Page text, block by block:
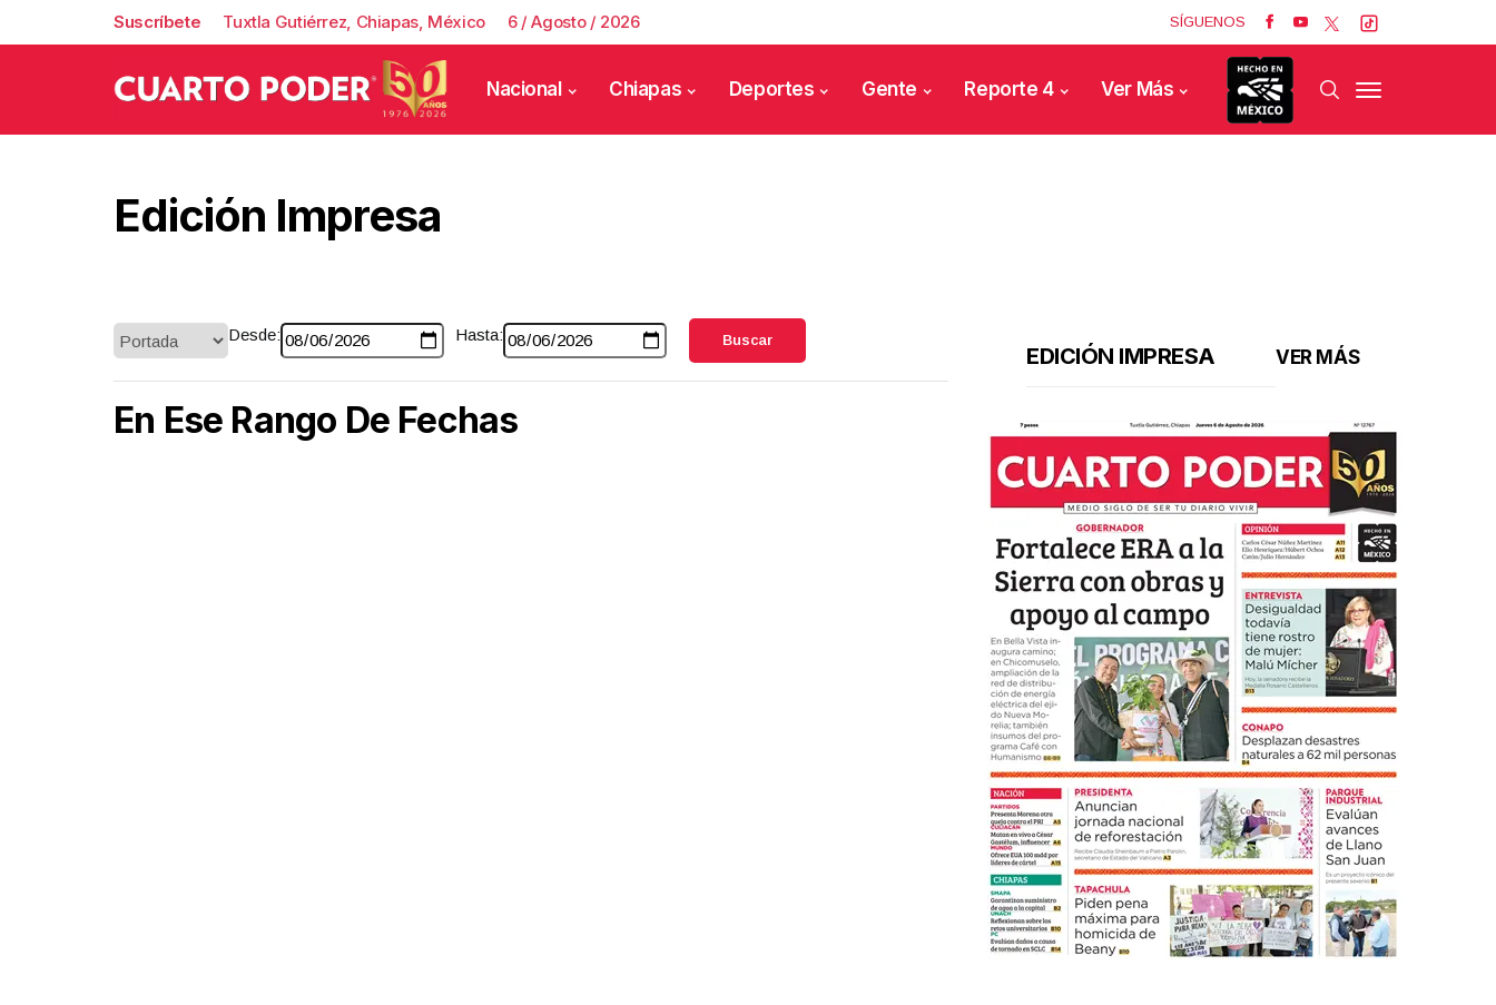
Suscríbete Tuxtla Gutiérrez, Chiapas, México 6 / Agosto / 2026 SÍGUENOS
Nacional Chiapas Deportes Gente Reporte 4 Ver Más
Edición Impresa
Desde: Hasta: Buscar
En Ese Rango De Fechas
EDICIÓN IMPRESA VER MÁS